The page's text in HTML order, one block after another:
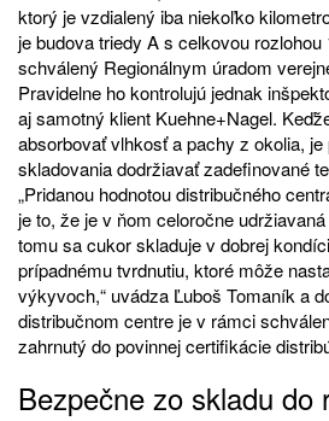
ktorý je vzdialený iba niekoľko
je budova triedy A s celkovou rozlohou
schválený Regionálnym úradom
Pravidelne ho kontrolujú jednak
aj samotný klient Kuehne+Nagel.
absorbovať vlhkosť a pachy z okolia, je
skladovania dodržiavať zadefinované
„Pridanou hodnotou distribučného
je to, že je v ňom celoročne
tomu sa cukor skladuje v dobrej
prípadnému tvrdnutiu, ktoré môže
výkyvoch,“ uvádza Ľuboš Tomaník a
distribučnom centre je v rámci
zahrnutý do povinnej certifikácie
Bezpečne zo skladu do